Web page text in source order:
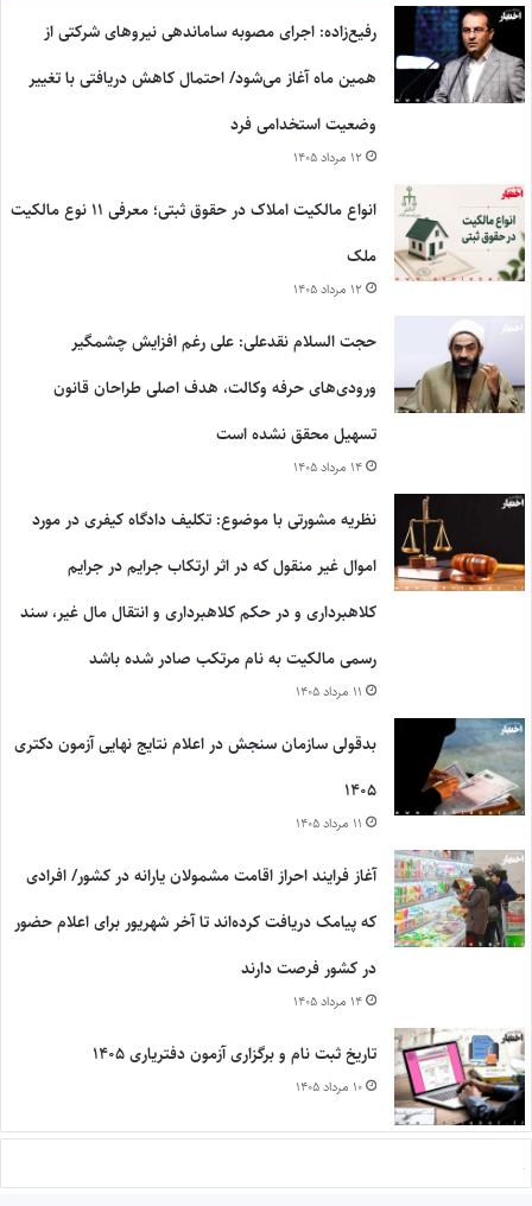
رفیع‌زاده: اجرای مصوبه ساماندهی نیروهای شرکتی از
همین ماه آغاز می‌شود/ احتمال کاهش دریافتی با تغییر
وضعیت استخدامی فرد
۱۲ مرداد ۱۴۰۵
انواع مالکیت املاک در حقوق ثبتی؛ معرفی ۱۱ نوع مالکیت
ملک
۱۲ مرداد ۱۴۰۵
حجت السلام نقدعلی: علی رغم افزایش چشمگیر
ورودی‌های حرفه وکالت، هدف اصلی طراحان قانون
تسهیل محقق نشده است
۱۴ مرداد ۱۴۰۵
نظریه مشورتی با موضوع: تکلیف دادگاه کیفری در مورد
اموال غیر منقول که در اثر ارتکاب جرایم در جرایم
کلاهبرداری و در حکم کلاهبرداری و انتقال مال غیر، سند
رسمی مالکیت به نام مرتکب صادر شده باشد
۱۱ مرداد ۱۴۰۵
بدقولی سازمان سنجش در اعلام نتایج نهایی آزمون دکتری
۱۴۰۵
۱۱ مرداد ۱۴۰۵
آغاز فرایند احراز اقامت مشمولان یارانه در کشور/ افرادی
که پیامک دریافت کرده‌اند تا آخر شهریور برای اعلام حضور
در کشور فرصت دارند
۱۴ مرداد ۱۴۰۵
تاریخ ثبت نام و برگزاری آزمون دفتریاری ۱۴۰۵
۱۰ مرداد ۱۴۰۵